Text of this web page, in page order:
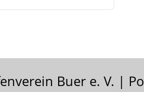
Buer e. V. |